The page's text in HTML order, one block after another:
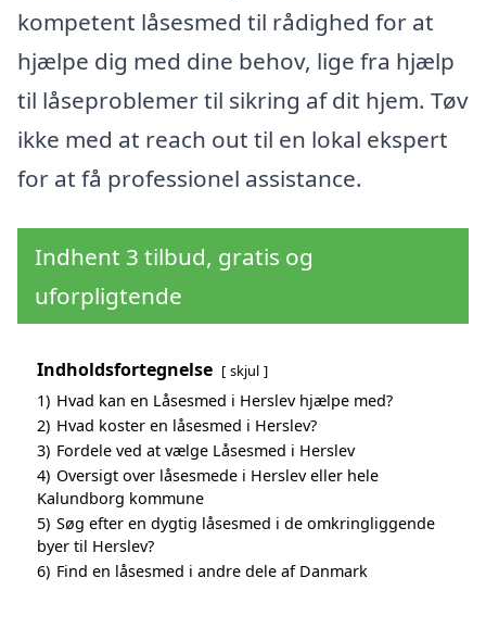
kompetent låsesmed til rådighed for at
hjælpe dig med dine behov, lige fra hjælp
til låseproblemer til sikring af dit hjem. Tøv
ikke med at reach out til en lokal ekspert
for at få professionel assistance.
Indhent 3 tilbud, gratis og
uforpligtende
Indholdsfortegnelse skjul
1) Hvad kan en Låsesmed i Herslev hjælpe med?
2) Hvad koster en låsesmed i Herslev?
3) Fordele ved at vælge Låsesmed i Herslev
4) Oversigt over låsesmede i Herslev eller hele
Kalundborg kommune
5) Søg efter en dygtig låsesmed i de omkringliggende
byer til Herslev?
6) Find en låsesmed i andre dele af Danmark